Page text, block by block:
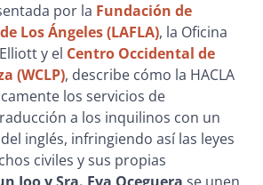
por la Fundación de
Los Ángeles (LAFLA), la Oficina
y el Centro Occidental de
(WCLP), describe cómo la HACLA
los servicios de
a los inquilinos con un
inglés, infringiendo así las leyes
civiles y sus propias